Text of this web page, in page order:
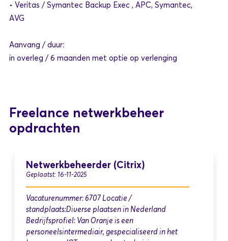
• Veritas / Symantec Backup Exec , APC, Symantec,
AVG
Aanvang / duur:
in overleg / 6 maanden met optie op verlenging
Freelance netwerkbeheer
opdrachten
Netwerkbeheerder (Citrix)
Geplaatst: 16-11-2025
Vacaturenummer: 6707 Locatie /
standplaats:Diverse plaatsen in Nederland
Bedrijfsprofiel: Van Oranje is een
personeelsintermediair, gespecialiseerd in het